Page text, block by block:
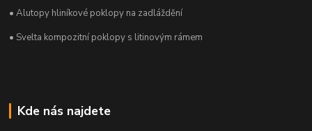
• Alutopy hliníkové poklopy na zadláždění
• Svelta kompozitní poklopy s litinovým rámem
Kde nás najdete